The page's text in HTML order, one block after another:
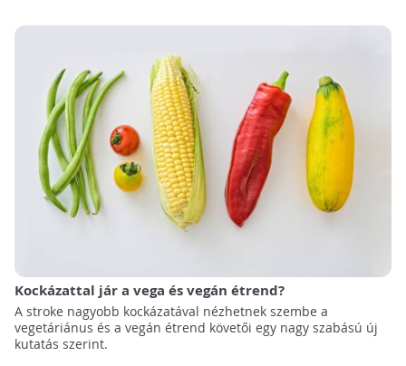
Kockázattal jár a vega és vegán étrend?
A stroke nagyobb kockázatával nézhetnek szembe a
vegetáriánus és a vegán étrend követői egy nagy szabású új
kutatás szerint.